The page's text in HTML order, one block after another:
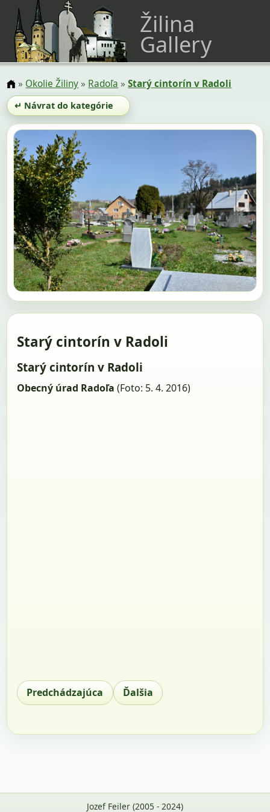
Žilina
Gallery
» Okolie Žiliny» Radoľa »Starý cintorín v Radoli
↵ Návrat do kategórie
Starý cintorín v Radoli
Starý cintorín v Radoli
Obecný úrad Radoľa(Foto: 5. 4. 2016)
Predchádzajúca Ďalšia
Jozef Feiler (2005 - 2024)